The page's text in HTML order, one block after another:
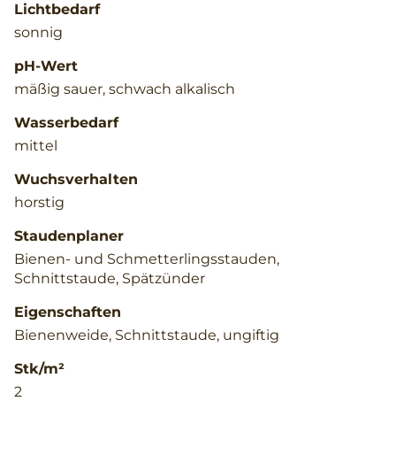
Lichtbedarf
sonnig
pH-Wert
mäßig sauer, schwach alkalisch
Wasserbedarf
mittel
Wuchsverhalten
horstig
Staudenplaner
Bienen- und Schmetterlingsstauden,
Schnittstaude, Spätzünder
Eigenschaften
Bienenweide, Schnittstaude, ungiftig
Stk/m²
2